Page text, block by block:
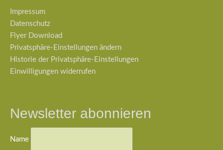
Impressum
Datenschutz
Flyer Download
Privatsphäre-Einstellungen ändern
Historie der Privatsphäre-Einstellungen
Einwilligungen widerrufen
Newsletter abonnieren
Name